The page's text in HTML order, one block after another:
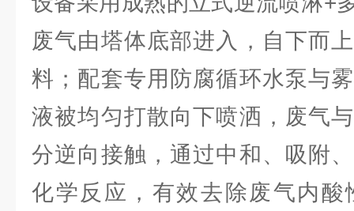
废气由塔体底部进入，自下而
料；配套专用防腐循环水泵与
液被均匀打散向下喷洒，废气
分逆向接触，通过中和、吸附
化学反应，有效去除废气内酸